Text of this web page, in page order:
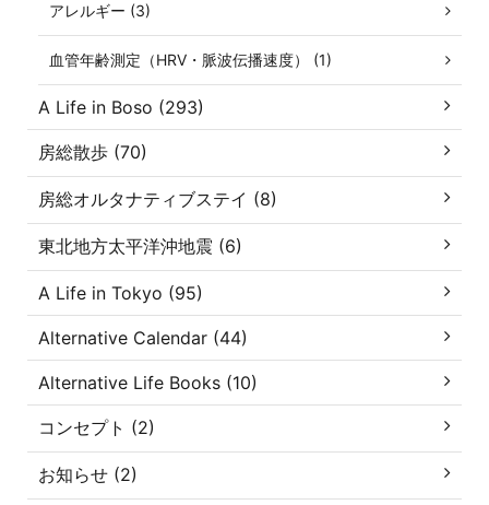
アレルギー (3)
血管年齢測定（HRV・脈波伝播速度） (1)
A Life in Boso (293)
房総散歩 (70)
房総オルタナティブステイ (8)
東北地方太平洋沖地震 (6)
A Life in Tokyo (95)
Alternative Calendar (44)
Alternative Life Books (10)
コンセプト (2)
お知らせ (2)